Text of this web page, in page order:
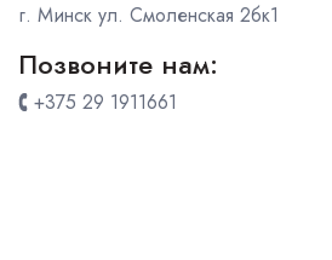
г. Минск ул. Смоленская 2бк1
Позвоните нам:
+375 29 1911661